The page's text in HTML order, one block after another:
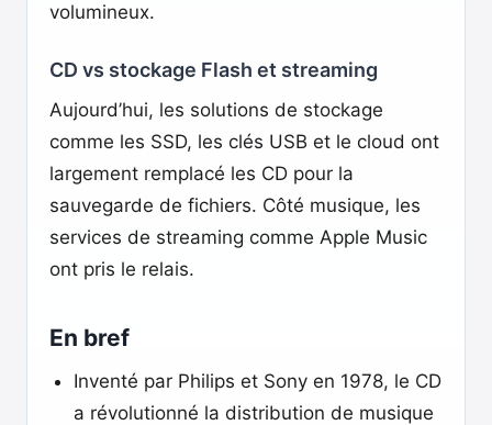
volumineux.
CD vs stockage Flash et streaming
Aujourd’hui, les solutions de stockage
comme les SSD, les clés USB et le cloud ont
largement remplacé les CD pour la
sauvegarde de fichiers. Côté musique, les
services de streaming comme Apple Music
ont pris le relais.
En bref
Inventé par Philips et Sony en 1978, le CD
a révolutionné la distribution de musique